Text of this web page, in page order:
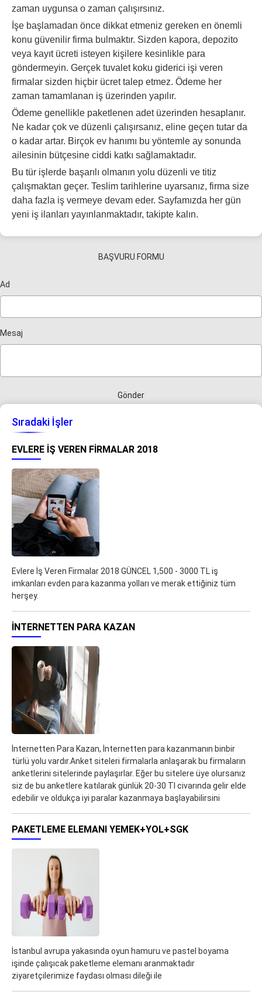
zaman uygunsa o zaman çalışırsınız.
İşe başlamadan önce dikkat etmeniz gereken en önemli
konu güvenilir firma bulmaktır. Sizden kapora, depozito
veya kayıt ücreti isteyen kişilere kesinlikle para
göndermeyin. Gerçek tuvalet koku giderici işi veren
firmalar sizden hiçbir ücret talep etmez. Ödeme her
zaman tamamlanan iş üzerinden yapılır.
Ödeme genellikle paketlenen adet üzerinden hesaplanır.
Ne kadar çok ve düzenli çalışırsanız, eline geçen tutar da
o kadar artar. Birçok ev hanımı bu yöntemle ay sonunda
ailesinin bütçesine ciddi katkı sağlamaktadır.
Bu tür işlerde başarılı olmanın yolu düzenli ve titiz
çalışmaktan geçer. Teslim tarihlerine uyarsanız, firma size
daha fazla iş vermeye devam eder. Sayfamızda her gün
yeni iş ilanları yayınlanmaktadır, takipte kalın.
BAŞVURU FORMU
Ad
Mesaj
Gönder
Sıradaki İşler
EVLERE İŞ VEREN FIRMALAR 2018
Evlere İş Veren Firmalar 2018 GÜNCEL 1,500 - 3000 TL iş
imkanları evden para kazanma yolları ve merak ettiğiniz tüm
herşey.
İNTERNETTEN PARA KAZAN
İnternetten Para Kazan, İnternetten para kazanmanın binbir
türlü yolu vardır.Anket siteleri firmalarla anlaşarak bu firmaların
anketlerini sitelerinde paylaşırlar. Eğer bu sitelere üye olursanız
siz de bu anketlere katılarak günlük 20-30 Tl civarında gelir elde
edebilir ve oldukça iyi paralar kazanmaya başlayabilirsini
PAKETLEME ELEMANI YEMEK+YOL+SGK
İstanbul avrupa yakasında oyun hamuru ve pastel boyama
işinde çalışıcak paketleme elemanı aranmaktadır
ziyaretçilerimize faydası olması dileği ile